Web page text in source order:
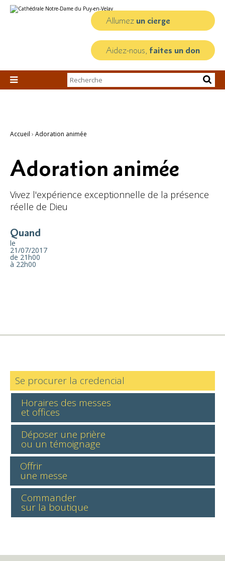
au
personnels
Allumez un cierge
Aidez-nous, faites un don

Chercher par
Recherche
Accueil › Adoration animée
Adoration animée
Vivez l'expérience exceptionnelle de la présence
réelle de Dieu
Quand
le
21/07/2017
de 21h00
à 22h00
Se procurer la credencial
Horaires des messes
et offices
Déposer une prière
ou un témoignage
Offrir
une messe
Commander
sur la boutique